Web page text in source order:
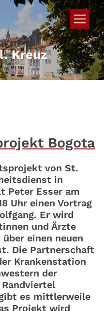
Kreuz
Bogota
von St.
in
Peter Esser am
Uhr einen Vortrag
Er wird
und Ärzte
einen neuen
Die Partnerschaft
Krankenstation
der
es mittlerweile
Projekt wird